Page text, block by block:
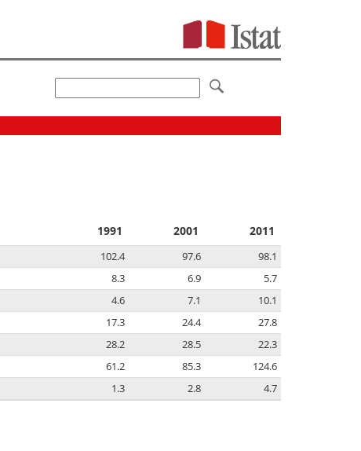
1991 2001 2011
102.4 97.6
98.1
8.3 6.9
5.7
4.6 7.1
10.1
17.3 24.4
27.8
28.2 28.5
22.3
61.2 85.3
124.6
1.3 2.8 4.7